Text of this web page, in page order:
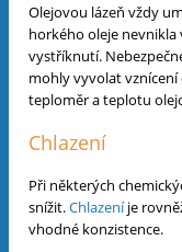
Olejovou lázeň vždy
horkého oleje nevnikla
vystříknutí.
mohly vyvolat
teploměr a teplotu
Chlazení
Při některých
snížit.Chlazeníje
vhodné konzistence.